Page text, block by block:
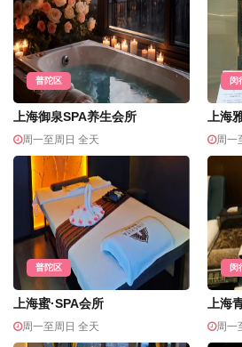
普陀区
上海御泉SPA养生会所
周一至周日 全天
闵
上海
周一
普陀区
上海蜜·SPA会所
周一至周日 全天
闵
上海
周一